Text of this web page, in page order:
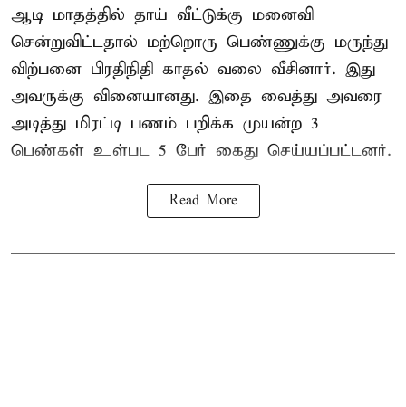
ஆடி மாதத்தில் தாய் வீட்டுக்கு மனைவி
சென்றுவிட்டதால் மற்றொரு பெண்ணுக்கு மருந்து
விற்பனை பிரதிநிதி காதல் வலை வீசினார். இது
அவருக்கு வினையானது. இதை வைத்து அவரை
அடித்து மிரட்டி பணம் பறிக்க முயன்ற 3
பெண்கள் உள்பட 5 பேர் கைது செய்யப்பட்டனர்.
Read More